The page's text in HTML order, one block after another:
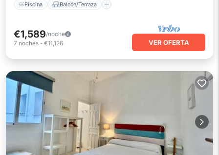
Piscina Balcón/Terraza
€1,589/noche
7 noches - €11,126 VER OFERTA